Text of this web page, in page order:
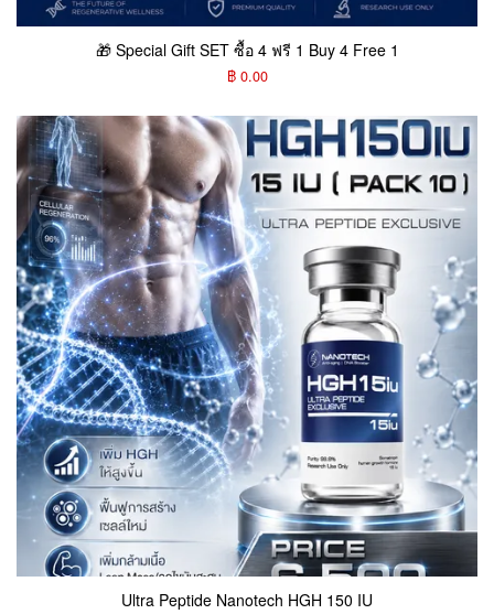
🎁 Special Gift SET ซื้อ 4 ฟรี 1 Buy 4 Free 1
฿ 0.00
Ultra Peptide Nanotech HGH 150 IU